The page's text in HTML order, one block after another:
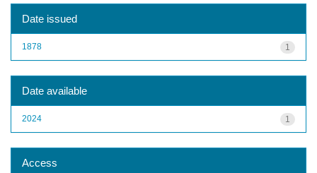
Date issued
1
1878
Date available
1
2024
Access